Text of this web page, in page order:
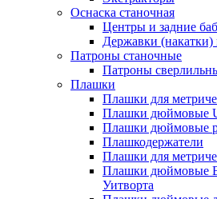
Оснаска станочная
Центры и задние
Державки (накатки)
Патроны станочные
Патроны
Плашки
Плашки для
Плашки дюймовые
Плашки дюймовые
Плашкодержатели
Плашки для
Плашки дюймовые
Уитворта